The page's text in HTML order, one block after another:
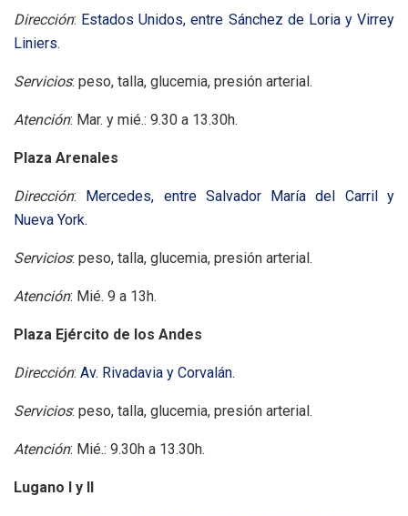
Dirección: Estados Unidos, entre Sánchez de Loria y Virrey
Liniers.
Servicios: peso, talla, glucemia, presión arterial.
Atención: Mar. y mié.: 9.30 a 13.30h.
Plaza Arenales
Dirección:
Mercedes, entre Salvador María del Carril y
Nueva York.
Servicios: peso, talla, glucemia, presión arterial.
Atención: Mié. 9 a 13h.
Plaza Ejército de los Andes
Dirección: Av. Rivadavia y Corvalán.
Servicios: peso, talla, glucemia, presión arterial.
Atención: Mié.: 9.30h a 13.30h.
Lugano I y II